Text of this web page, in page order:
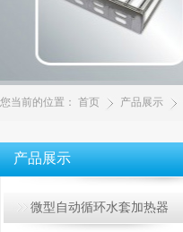
您当前的位置： 首页 产品展示
产品展示
微型自动循环水套加热器